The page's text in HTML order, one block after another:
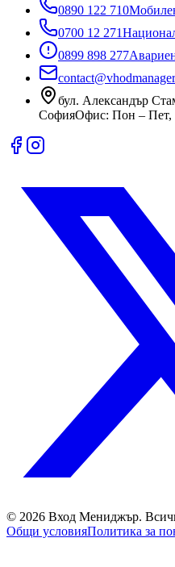
0890 122 710
0700 12 271
0899 898 277
бул. Александър
СофияОфис: Пон – Пет,
© 2026 Вход Мениджър.
Общи условияПолитика за